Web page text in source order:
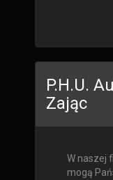
P.H.U.
Zając
W naszej
mogą